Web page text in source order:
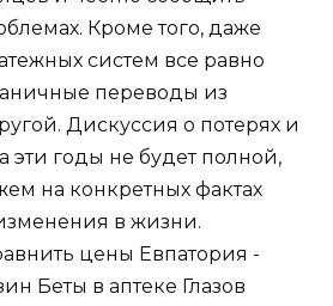
Кроме того, даже
систем все равно
переводы из
Дискуссия о потерях и
эти годы не будет полной,
на конкретных фактах
в жизни.
цены Евпатория -
Беты в аптеке Глазов